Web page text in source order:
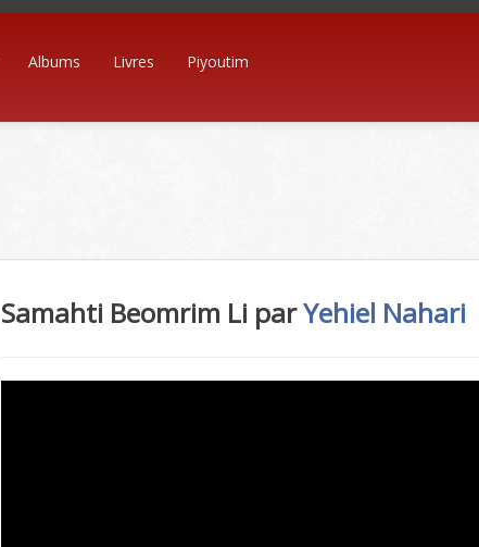
Albums Livres Piyoutim
Samahti Beomrim Li parYehiel Nahari